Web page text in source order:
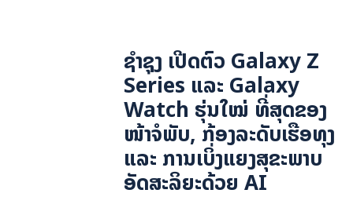
ຊຳຊຸງ ເປີດຕົວ Galaxy Z
Series ແລະ Galaxy
Watch ຮຸ່ນໃໝ່ ທີ່ສຸດຂອງ
ໜ້າຈໍພັບ, ກ້ອງລະດັບເຮືອທຸງ
ແລະ ການເບິ່ງແຍງສຸຂະພາບ
ອັດສະລິຍະດ້ວຍ AI